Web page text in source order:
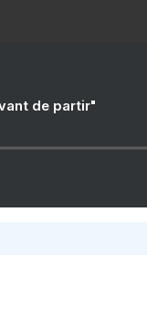
de partir"